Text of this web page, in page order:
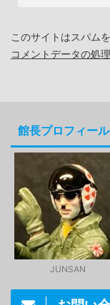
このサイトはスパム
コメントデータの処
館長プロフィール
JUNSAN